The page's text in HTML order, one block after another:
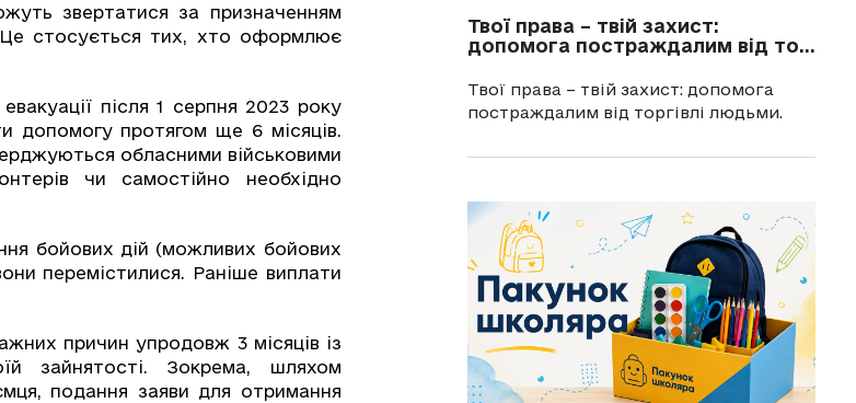
звертатися за призначенням
Це стосується тих, хто оформлює
після 1 серпня 2023 року
допомогу протягом ще 6 місяців.
обласними військовими
чи самостійно необхідно
бойових дій (можливих бойових
перемістилися. Раніше виплати
причин упродовж 3 місяців із
зайнятості. Зокрема, шляхом
подання заяви для отримання
Твої права – твій захист:
допомога постраждалим від то...
Твої права – твій захист: допомога
постраждалим від торгівлі людьми.